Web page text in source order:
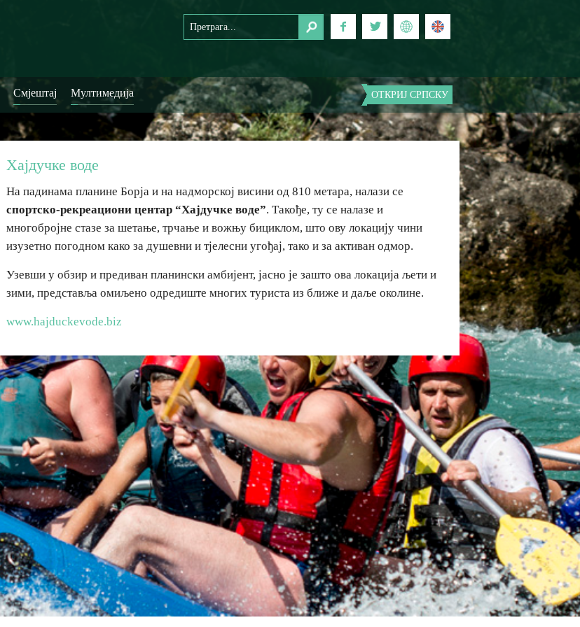
Смјештај Мултимедија ОТКРИЈ СРПСКУ
Хајдучке воде
На падинама планине Борја и на надморској висини од 810 метара, налази се
спортско-рекреациони центар “Хајдучке воде”. Такође, ту се налазе и
многобројне стазе за шетање, трчање и вожњу бициклом, што ову локацију чини
изузетно погодном како за душевни и тјелесни угођај, тако и за активан одмор.
Узевши у обзир и предиван планински амбијент, јасно је зашто ова локација љети и
зими, представља омиљено одредиште многих туриста из ближе и даље околине.
www.hajduckevode.biz